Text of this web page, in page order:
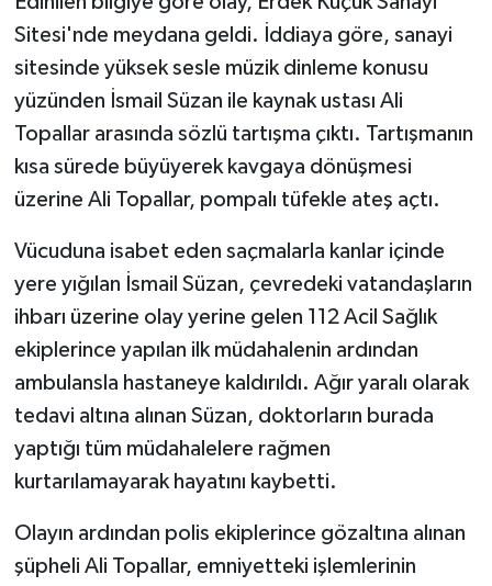
Sitesi'nde meydana geldi. İddiaya göre, sanayi
sitesinde yüksek sesle müzik dinleme konusu
yüzünden İsmail Süzan ile kaynak ustası Ali
Topallar arasında sözlü tartışma çıktı. Tartışmanın
kısa sürede büyüyerek kavgaya dönüşmesi
üzerine Ali Topallar, pompalı tüfekle ateş açtı.
Vücuduna isabet eden saçmalarla kanlar içinde
yere yığılan İsmail Süzan, çevredeki vatandaşların
ihbarı üzerine olay yerine gelen 112 Acil Sağlık
ekiplerince yapılan ilk müdahalenin ardından
ambulansla hastaneye kaldırıldı. Ağır yaralı olarak
tedavi altına alınan Süzan, doktorların burada
yaptığı tüm müdahalelere rağmen
kurtarılamayarak hayatını kaybetti.
Olayın ardından polis ekiplerince gözaltına alınan
şüpheli Ali Topallar, emniyetteki işlemlerinin
Yaşam